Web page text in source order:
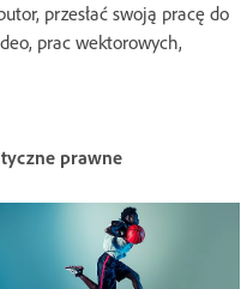
przesłać swoją pracę do
prac wektorowych,
prawne